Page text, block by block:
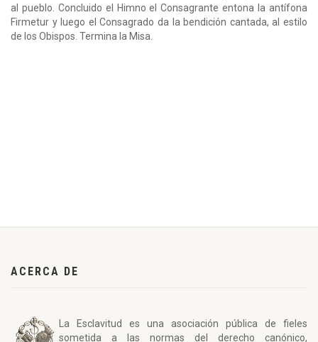
al pueblo. Concluido el Himno el Consagrante entona la antífona
Firmetur y luego el Consagrado da la bendición cantada, al estilo
de los Obispos. Termina la Misa.
ACERCA DE
La Esclavitud es una asociación pública de fieles
sometida a las normas del derecho canónico,